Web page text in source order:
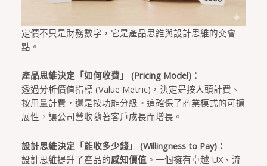
定價不只是財務數字，它是產品思維與設計思維的交會
點。
產品思維決定「如何收費」 (Pricing Model)：
透過分析價值指標 (Value Metric)，決定是按人頭計費、
按用量計費，還是按功能分級。這確保了商業模式的可擴
展性，讓公司營收隨著客戶成長而增長。
設計思維決定「能收多少錢」 (Willingness to Pay)：
設計思維提升了產品的感知價值 。一個擁有卓越 UX、流